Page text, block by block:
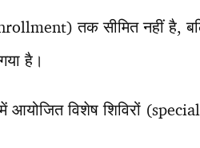
तक सीमित नहीं है,
है।
आयोजित विशेष शिविरों